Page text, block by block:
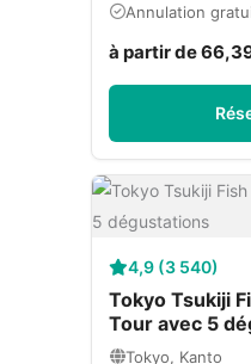
Annulation
à partir de
4,9 (3 540)
Tokyo Tsukiji
Tour avec 5
Tokyo, Kanto